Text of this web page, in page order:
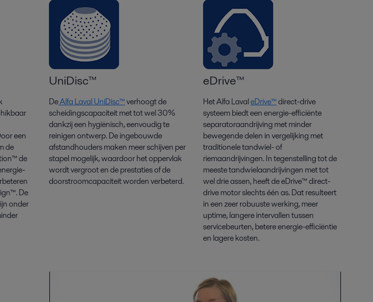
een
de
™ de
De
onder
UniDisc™
DeAlfa Laval UniDisc™verhoogt de
scheidingscapaciteit met tot wel 30%
dankzij een hygiënisch, eenvoudig te
reinigen ontwerp. De ingebouwde
afstandhouders maken meer schijven per
stapel mogelijk, waardoor het oppervlak
wordt vergroot en de prestaties of de
doorstroomcapaciteit worden verbeterd.
eDrive™
Het Alfa LavaleDrive™direct-drive
systeem biedt een energie-efficiënte
separatoraandrijving met minder
bewegende delen in vergelijking met
traditionele tandwiel- of
riemaandrijvingen. In tegenstelling tot de
meeste tandwielaandrijvingen met tot
wel drie assen, heeft deeDrive™ direct-
drive motor slechts één as. Dat resulteert
in een zeer robuuste werking, meer
uptime, langere intervallen tussen
servicebeurten, betere energie-efficiëntie
en lagere kosten.